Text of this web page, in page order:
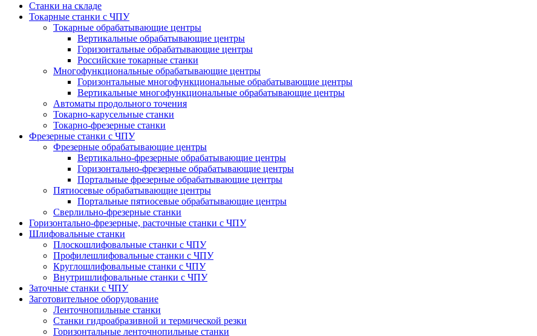
Станки на складе
Токарные станки с ЧПУ
Токарные обрабатывающие центры
Вертикальные обрабатывающие центры
Горизонтальные обрабатывающие центры
Российские токарные станки
Многофункциональные обрабатывающие центры
Горизонтальные многофункциональные обрабатывающие центры
Вертикальные многофункциональные обрабатывающие центры
Автоматы продольного точения
Токарно-карусельные станки
Токарно-фрезерные станки
Фрезерные станки с ЧПУ
Фрезерные обрабатывающие центры
Вертикально-фрезерные обрабатывающие центры
Горизонтально-фрезерные обрабатывающие центры
Портальные фрезерные обрабатывающие центры
Пятиосевые обрабатывающие центры
Портальные пятиосевые обрабатывающие центры
Сверлильно-фрезерные станки
Горизонтально-фрезерные, расточные станки с ЧПУ
Шлифовальные станки
Плоскошлифовальные станки с ЧПУ
Профилешлифовальные станки с ЧПУ
Круглошлифовальные станки с ЧПУ
Внутришлифовальные станки с ЧПУ
Заточные станки с ЧПУ
Заготовительное оборудование
Ленточнопильные станки
Станки гидроабразивной и термической резки
Горизонтальные ленточнопильные станки